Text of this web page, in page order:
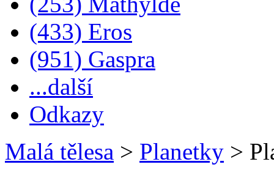
(433) Eros
(951) Gaspra
...další
Odkazy
Malá tělesa > Planetky >